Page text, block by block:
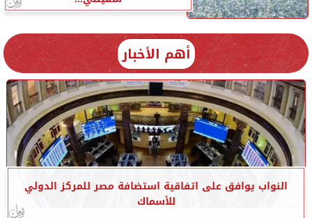
أهم الأخبار
النواب يوافق على اتفاقية استضافة مصر للمركز الدولي
للأسماك